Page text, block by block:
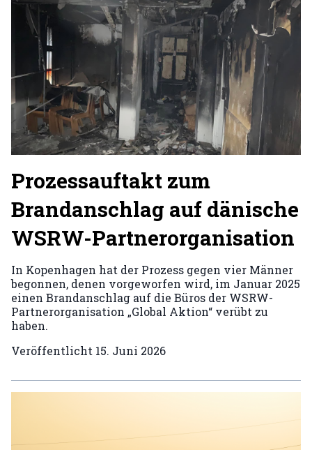
Prozessauftakt zum
Brandanschlag auf dänische
WSRW-Partnerorganisation
In Kopenhagen hat der Prozess gegen vier Männer
begonnen, denen vorgeworfen wird, im Januar 2025
einen Brandanschlag auf die Büros der WSRW-
Partnerorganisation „Global Aktion“ verübt zu
haben.
Veröffentlicht 15. Juni 2026